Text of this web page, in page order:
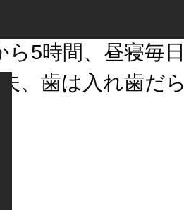
5時間、昼寝毎日
、歯は入れ歯だら